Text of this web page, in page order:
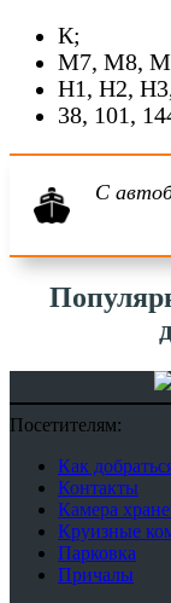
К;
М7, М8,
Н1, Н2,
38, 101,
С
Посетителям:
Как
Контакты
Камера
Круизные
Парковка
Причалы